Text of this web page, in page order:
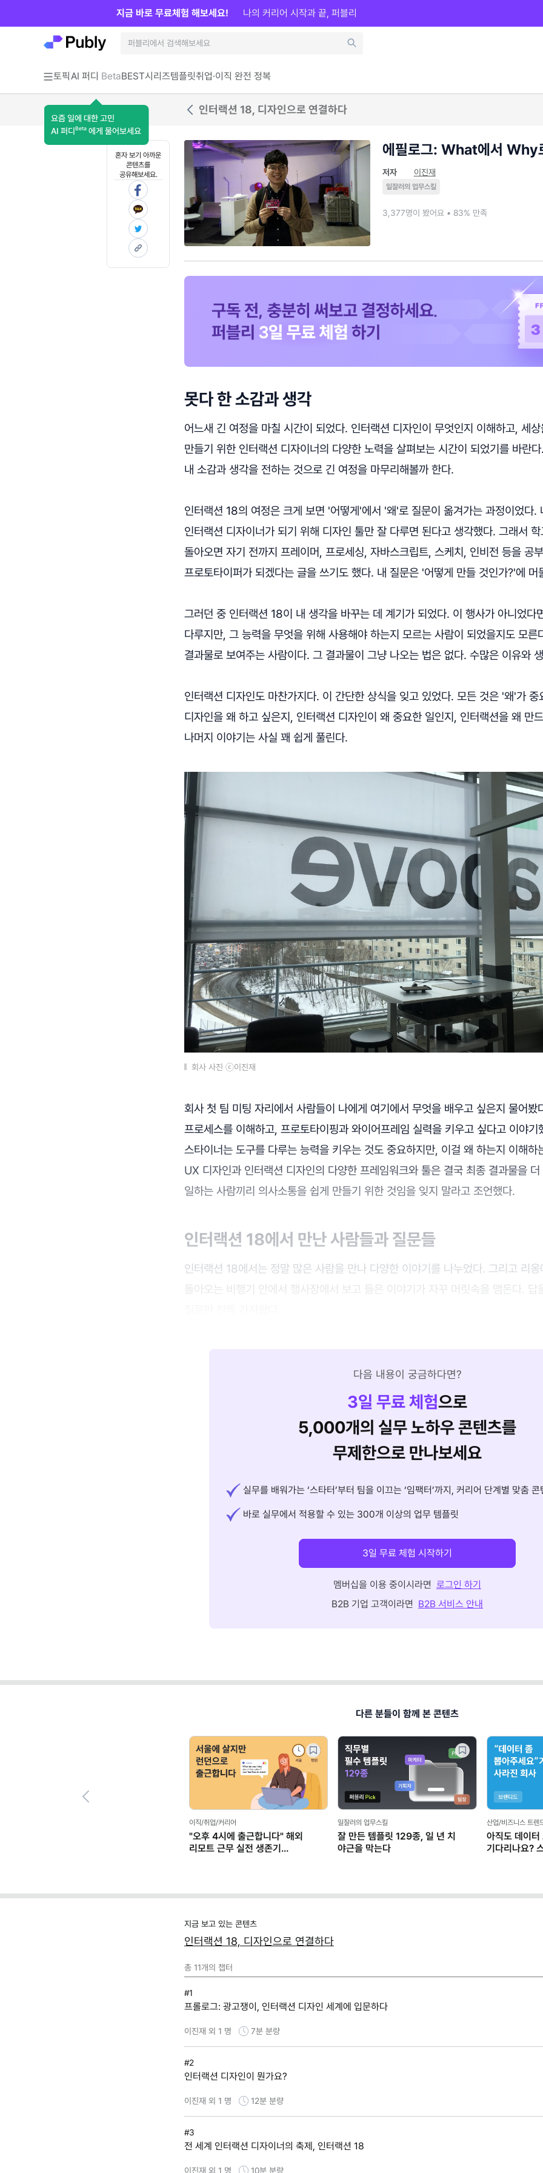
토픽AI 퍼디 Beta
요즘 일에 대한 고민
AI 퍼디 Beta 에게 물어보세요
BEST시리즈템플릿취업·이직 완전 정복
지금 바로 무료체험 해보세요! 나의 커리어 시작과 끝, 퍼블리
인터랙션 18, 디자인으로 연결하다
혼자 보기 아까운
콘텐츠를
공유해보세요.
에필로그: What에서 Why
저자 이진재
일잘러의 업무스킬
3,377명이 봤어요 • 83% 만족
못다 한 소감과 생각
어느새 긴 여정을 마칠 시간이 되었다. 인터랙션 디자인이 무엇인지 이해하고, 세
만들기 위한 인터랙션 디자이너의 다양한 노력을 살펴보는 시간이 되었기를 바란
내 소감과 생각을 전하는 것으로 긴 여정을 마무리해볼까 한다.
인터랙션 18의 여정은 크게 보면 '어떻게'에서 '왜'로 질문이 옮겨가는 과정이었다.
인터랙션 디자이너가 되기 위해 디자인 툴만 잘 다루면 된다고 생각했다. 그래서 학
돌아오면 자기 전까지 프레이머, 프로세싱, 자바스크립트, 스케치, 인비전 등을 공
프로토타이퍼가 되겠다는 글을 쓰기도 했다. 내 질문은 '어떻게 만들 것인가?'에 머
그러던 중 인터랙션 18이 내 생각을 바꾸는 데 계기가 되었다. 이 행사가 아니었다
다루지만, 그 능력을 무엇을 위해 사용해야 하는지 모르는 사람이 되었을지도 모른
결과물로 보여주는 사람이다. 그 결과물이 그냥 나오는 법은 없다. 수많은 이유와
인터랙션 디자인도 마찬가지다. 이 간단한 상식을 잊고 있었다. 모든 것은 '왜'가 중
디자인을 왜 하고 싶은지, 인터랙션 디자인이 왜 중요한 일인지, 인터랙션을 왜 만
나머지 이야기는 사실 꽤 쉽게 풀린다.
회사 사진 ⓒ이진재
회사 첫 팀 미팅 자리에서 사람들이 나에게 여기에서 무엇을 배우고 싶은지 물어봤
프로세스를 이해하고, 프로토타이핑과 와이어프레임 실력을 키우고 싶다고 이야기
스타이너는 도구를 다루는 능력을 키우는 것도 중요하지만, 이걸 왜 하는지 이해하
UX 디자인과 인터랙션 디자인의 다양한 프레임워크와 툴은 결국 최종 결과물을 더
일하는 사람끼리 의사소통을 쉽게 만들기 위한 것임을 잊지 말라고 조언했다.
인터랙션 18에서 만난 사람들과 질문들
인터랙션 18에서는 정말 많은 사람을 만나 다양한 이야기를 나누었다. 그리고 리
돌아오는 비행기 안에서 행사장에서 보고 들은 이야기가 자꾸 머릿속을 맴돈다. 답
다음 내용이 궁금하다면?
3일 무료 체험으로
5,000개의 실무 노하우 콘텐츠를
무제한으로 만나보세요
실무를 배워가는 ‘스타터’부터 팀을 이끄는 ‘임팩터’까지, 커리어 단계별 맞춤 콘
바로 실무에서 적용할 수 있는 300개 이상의 업무 템플릿
3일 무료 체험 시작하기
멤버십을 이용 중이시라면 로그인 하기
B2B 기업 고객이라면 B2B 서비스 안내
다른 분들이 함께 본 콘텐츠
이직/취업/커리어
"오후 4시에 출근합니다" 해외
리모트 근무 실전 생존기
일잘러의 업무스킬
잘 만든 템플릿 129종, 일 년 치
야근을 막는다
산업/비즈니스 트렌
아직도 데이터
기다리나요?
지금 보고 있는 콘텐츠
인터랙션 18, 디자인으로 연결하다
총 11개의 챕터
#1
프롤로그: 광고쟁이, 인터랙션 디자인 세계에 입문하다
이진재 외 1 명 7분 분량
#2
인터랙션 디자인이 뭔가요?
이진재 외 1 명 12분 분량
#3
전 세계 인터랙션 디자이너의 축제, 인터랙션 18
이진재 외 1 명 10분 분량